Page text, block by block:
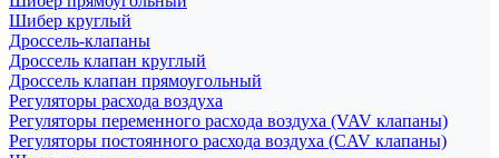
Шибер круглый
Дроссель-клапаны
Дроссель клапан круглый
Дроссель клапан прямоугольный
Регуляторы расхода воздуха
Регуляторы переменного расхода воздуха (VAV клапаны)
Регуляторы постоянного расхода воздуха (CAV клапаны)